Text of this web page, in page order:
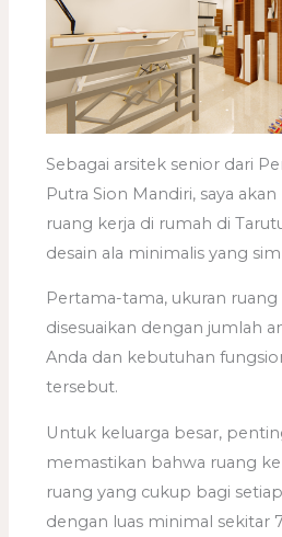
Sebagai arsitek senior dari
Putra Sion Mandiri, saya
ruang kerja di rumah di
desain ala minimalis yang
Pertama-tama, ukuran ruang
disesuaikan dengan jumlah
Anda dan kebutuhan
tersebut.
Untuk keluarga besar,
memastikan bahwa ruang
ruang yang cukup bagi
dengan luas minimal sekitar